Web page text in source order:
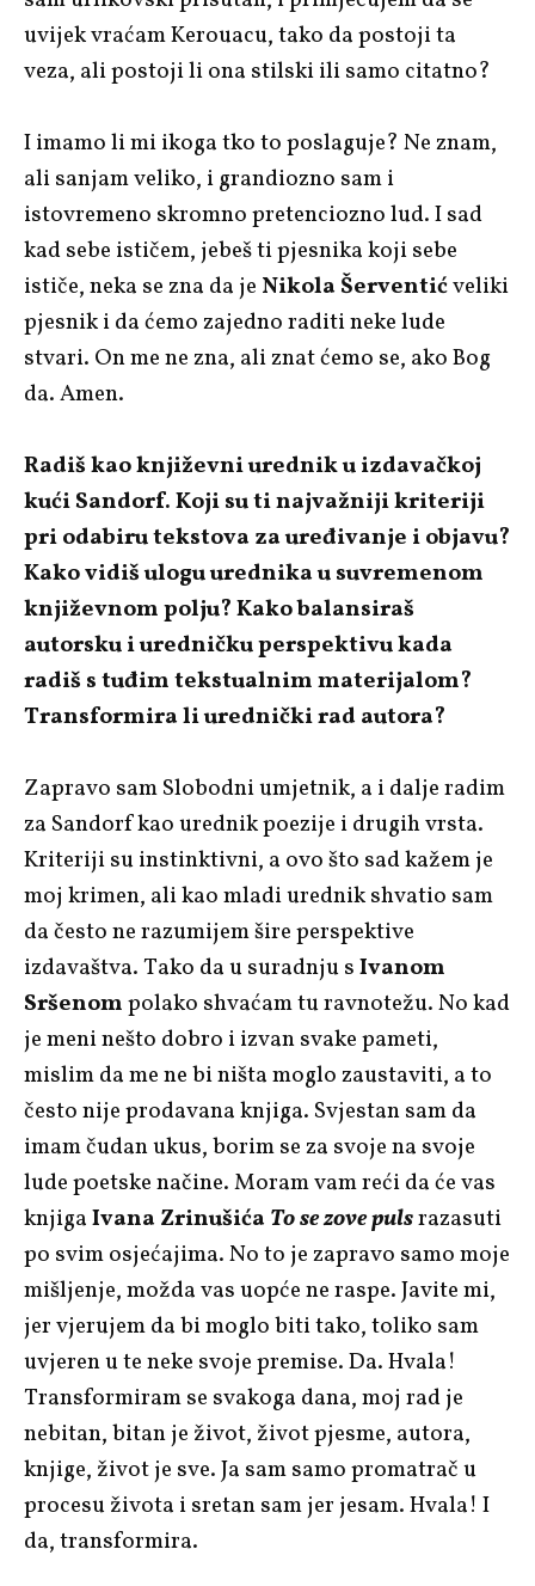
uvijek vraćam Kerouacu, tako da postoji ta
veza, ali postoji li ona stilski ili samo citatno?
I imamo li mi ikoga tko to poslaguje? Ne znam,
ali sanjam veliko, i grandiozno sam i
istovremeno skromno pretenciozno lud. I sad
kad sebe ističem, jebeš ti pjesnika koji sebe
ističe, neka se zna da je Nikola Šerventićveliki
pjesnik i da ćemo zajedno raditi neke lude
stvari. On me ne zna, ali znat ćemo se, ako Bog
da. Amen.
Radiš kao književni urednik u izdavačkoj
kući Sandorf. Koji su ti najvažniji kriteriji
pri odabiru tekstova za uređivanje i objavu?
Kako vidiš ulogu urednika u suvremenom
književnom polju? Kako balansiraš
autorsku i uredničku perspektivu kada
radiš s tuđim tekstualnim materijalom?
Transformira li urednički rad autora?
Zapravo sam Slobodni umjetnik, a i dalje radim
za Sandorf kao urednik poezije i drugih vrsta.
Kriteriji su instinktivni, a ovo što sad kažem je
moj krimen, ali kao mladi urednik shvatio sam
da često ne razumijem šire perspektive
izdavaštva. Tako da u suradnju sIvanom
Sršenompolako shvaćam tu ravnotežu. No kad
je meni nešto dobro i izvan svake pameti,
mislim da me ne bi ništa moglo zaustaviti, a to
često nije prodavana knjiga. Svjestan sam da
imam čudan ukus, borim se za svoje na svoje
lude poetske načine. Moram vam reći da će vas
knjigaIvana ZrinušićaTo se zove pulsrazasuti
po svim osjećajima. No to je zapravo samo moje
mišljenje, možda vas uopće ne raspe. Javite mi,
jer vjerujem da bi moglo biti tako, toliko sam
uvjeren u te neke svoje premise. Da. Hvala!
Transformiram se svakoga dana, moj rad je
nebitan, bitan je život, život pjesme, autora,
knjige, život je sve. Ja sam samo promatrač u
procesu života i sretan sam jer jesam. Hvala! I
da, transformira.